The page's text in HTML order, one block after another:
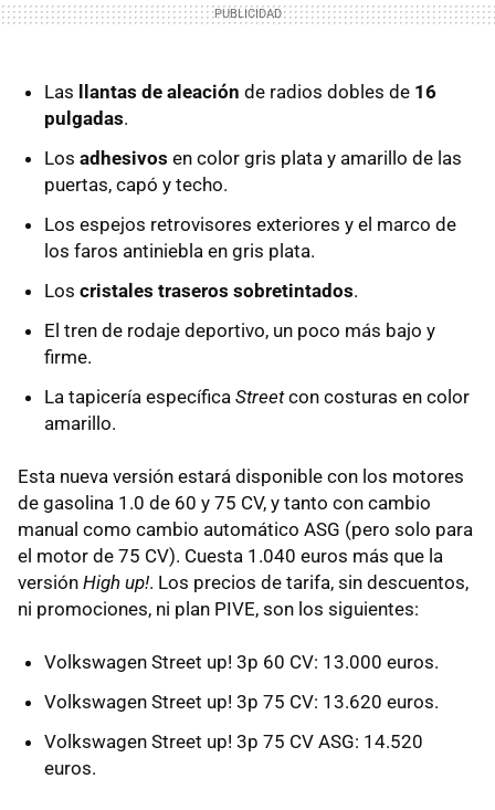
Las llantas de aleación de radios dobles de 16
pulgadas.
Los adhesivos en color gris plata y amarillo de las
puertas, capó y techo.
Los espejos retrovisores exteriores y el marco de
los faros antiniebla en gris plata.
Los cristales traseros sobretintados.
El tren de rodaje deportivo, un poco más bajo y
firme.
La tapicería específica Streetcon costuras en color
amarillo.
Esta nueva versión estará disponible con los motores
de gasolina 1.0 de 60 y 75 CV, y tanto con cambio
manual como cambio automático ASG (pero solo para
el motor de 75 CV). Cuesta 1.040 euros más que la
versión High up!. Los precios de tarifa, sin descuentos,
ni promociones, ni plan PIVE, son los siguientes:
Volkswagen Street up! 3p 60 CV: 13.000 euros.
Volkswagen Street up! 3p 75 CV: 13.620 euros.
Volkswagen Street up! 3p 75 CV ASG: 14.520
euros.